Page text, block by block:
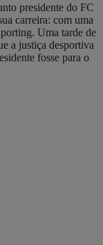
presidente do FC
carreira: com uma
Uma tarde de
a justiça desportiva
fosse para o